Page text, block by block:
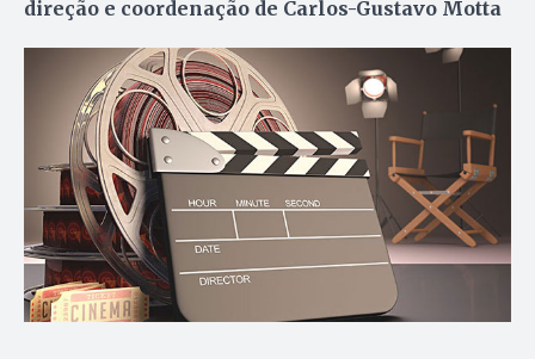
direção e coordenação de Carlos-Gustavo Motta